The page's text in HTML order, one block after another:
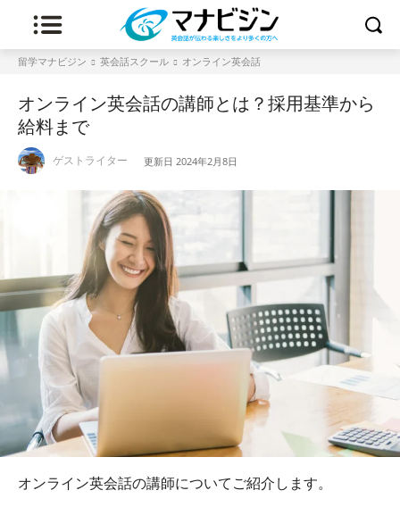
留学マナビジン 英会話スクール オンライン英会話
オンライン英会話の講師とは？採用基準から
給料まで
ゲストライター 更新日 2024年2月8日
オンライン英会話の講師についてご紹介します。